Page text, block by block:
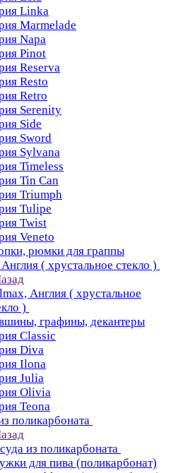
Linka
Marmelade
Napa
Pinot
Reserva
Resto
Retro
Serenity
Side
Sword
Sуlvana
Timeless
Tin Can
Triumph
Tulipe
Twist
Veneto
рюмки для граппы
( хрустальное стекло )
Англия ( хрустальное
)
графины, декантеры
Classic
Diva
Ilona
Julia
Olivia
Teona
поликарбоната
из поликарбоната
для пива (поликарбонат)